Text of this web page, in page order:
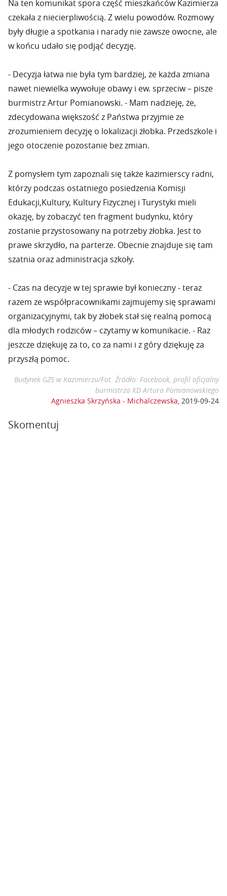
Na ten komunikat spora część mieszkańców Kazimierza
czekała z niecierpliwością. Z wielu powodów. Rozmowy
były długie a spotkania i narady nie zawsze owocne, ale
w końcu udało się podjąć decyzję.
- Decyzja łatwa nie była tym bardziej, że każda zmiana
nawet niewielka wywołuje obawy i ew. sprzeciw – pisze
burmistrz Artur Pomianowski. - Mam nadzieję, że,
zdecydowana większość z Państwa przyjmie ze
zrozumieniem decyzję o lokalizacji żłobka. Przedszkole i
jego otoczenie pozostanie bez zmian.
Z pomysłem tym zapoznali się także kazimierscy radni,
którzy podczas ostatniego posiedzenia Komisji
Edukacji,Kultury, Kultury Fizycznej i Turystyki mieli
okazję, by zobaczyć ten fragment budynku, który
zostanie przystosowany na potrzeby żłobka. Jest to
prawe skrzydło, na parterze. Obecnie znajduje się tam
szatnia oraz administracja szkoły.
- Czas na decyzje w tej sprawie był konieczny - teraz
razem ze współpracownikami zajmujemy się sprawami
organizacyjnymi, tak by żłobek stał się realną pomocą
dla młodych rodziców – czytamy w komunikacie. - Raz
jeszcze dziękuję za to, co za nami i z góry dziękuję za
przyszłą pomoc.
Budynek GZS w Kazimierzu/Fot. Źródło: Facebook, profil oficjalny
burmistrza KD Artura Pomianowskiego
Agnieszka Skrzyńska - Michalczewska, 2019-09-24
Skomentuj